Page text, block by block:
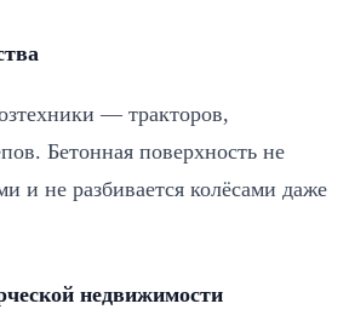
— тракторов,
Бетонная поверхность не
и не разбивается колёсами даже
недвижимости